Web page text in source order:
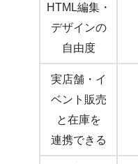
HTML編集・
デザインの
自由度
実店舗・イ
ベント販売
と在庫を
連携できる